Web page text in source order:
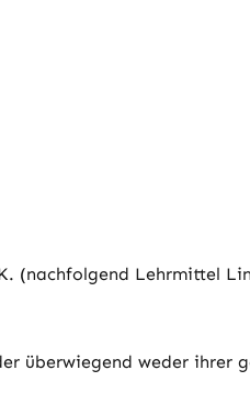
(nachfolgend Lehrmittel
überwiegend weder ihrer